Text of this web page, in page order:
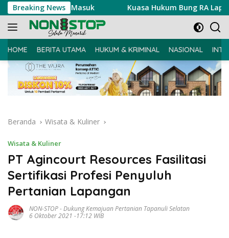
Langsung
ke
konten
Breaking News
Masuk Kuasa Hukum Bung RA Laporkan Akun
HOME BERITA UTAMA HUKUM & KRIMINAL NASIONAL
Beranda Wisata & Kuliner
Wisata & Kuliner
PT Agincourt Resources Fasilitasi
Sertifikasi Profesi Penyuluh
Pertanian Lapangan
NON-STOP-Dukung Kemajuan Pertanian Tapanuli Selatan
6 Oktober 2021 -17:12 WIB